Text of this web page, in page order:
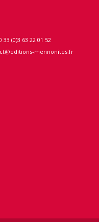
33 (0)3 63 22 01 52
mennonites.fr